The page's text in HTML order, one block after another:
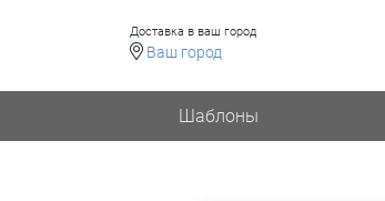
Доставка в ваш город
Ваш город
Шаблоны